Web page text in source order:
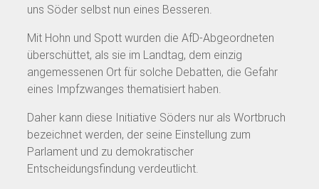
uns Söder selbst nun eines Besseren.
Mit Hohn und Spott wurden die AfD-Abgeordneten
überschüttet, als sie im Landtag, dem einzig
angemessenen Ort für solche Debatten, die Gefahr
eines Impfzwanges thematisiert haben.
Daher kann diese Initiative Söders nur als Wortbruch
bezeichnet werden, der seine Einstellung zum
Parlament und zu demokratischer
Entscheidungsfindung verdeutlicht.